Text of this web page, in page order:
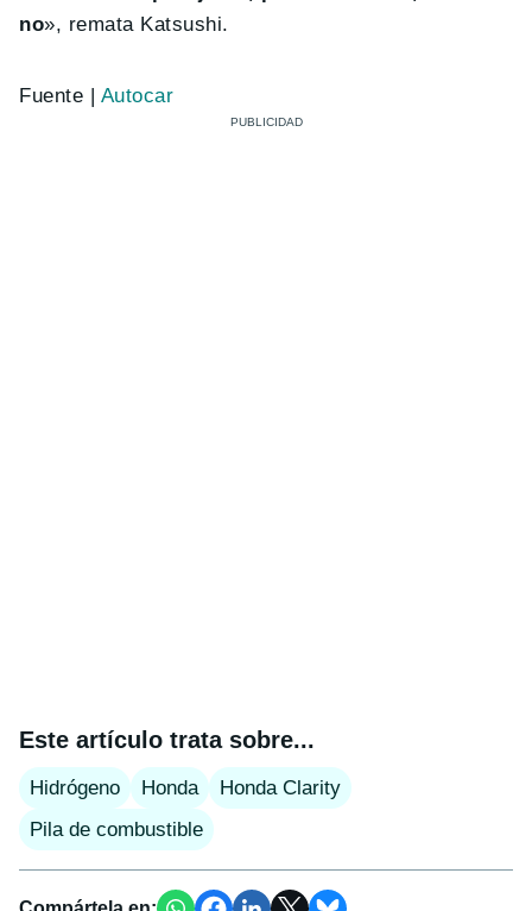
no», remata Katsushi.
Fuente | Autocar
Este artículo trata sobre...
Hidrógeno Honda
Honda Clarity
Pila de combustible